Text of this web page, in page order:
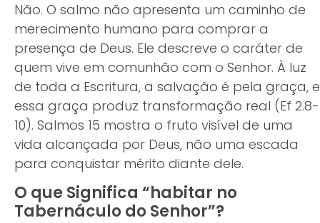
Não. O salmo não apresenta um caminho de
merecimento humano para comprar a
presença de Deus. Ele descreve o caráter de
quem vive em comunhão com o Senhor. À luz
de toda a Escritura, a salvação é pela graça, e
essa graça produz transformação real (Ef 2.8-
10). Salmos 15 mostra o fruto visível de uma
vida alcançada por Deus, não uma escada
para conquistar mérito diante dele.
O que Significa “habitar no
Tabernáculo do Senhor”?